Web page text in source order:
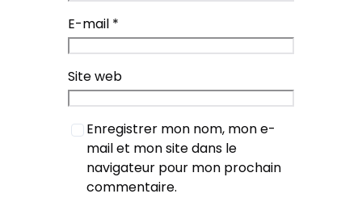
E-mail *
Site web
Enregistrer mon nom, mon e-
mail et mon site dans le
navigateur pour mon prochain
commentaire.